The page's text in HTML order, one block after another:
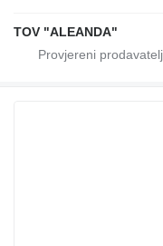
TOV "ALEANDA"